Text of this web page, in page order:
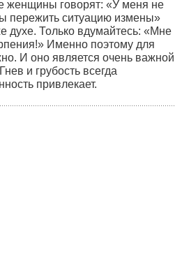
женщины говорят: «У меня не
пережить ситуацию измены»
духе. Только вдумайтесь: «Мне
Именно поэтому для
И оно является очень важной
и грубость всегда
привлекает.